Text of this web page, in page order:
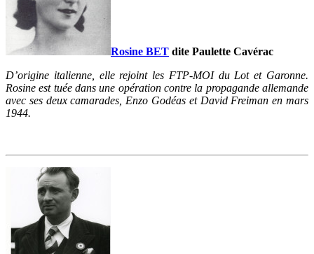
Rosine BET dite Paulette Cavérac
D’origine italienne, elle rejoint les FTP-MOI du Lot et Garonne.
Rosine est tuée dans une opération contre la propagande allemande
avec ses deux camarades, Enzo Godéas et David Freiman en mars
1944.